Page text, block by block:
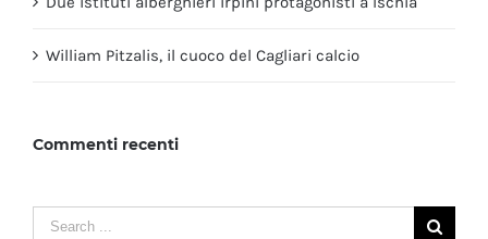
William Pitzalis, il cuoco del Cagliari calcio
Commenti recenti
Search